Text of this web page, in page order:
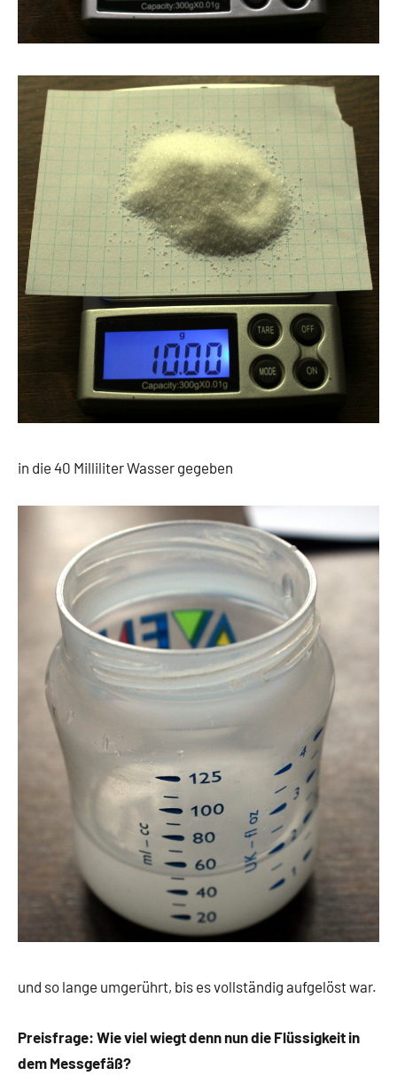
in die 40 Milliliter Wasser gegeben
und so lange umgerührt, bis es vollständig aufgelöst war.
Preisfrage: Wie viel wiegt denn nun die Flüssigkeit in
dem Messgefäß?